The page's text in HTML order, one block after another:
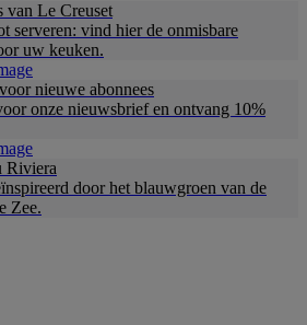
van Le Creuset
serveren: vind hier de onmisbare
uw keuken.
nieuwe abonnees
onze nieuwsbrief en ontvang 10%
Riviera
door het blauwgroen van de
Zee.